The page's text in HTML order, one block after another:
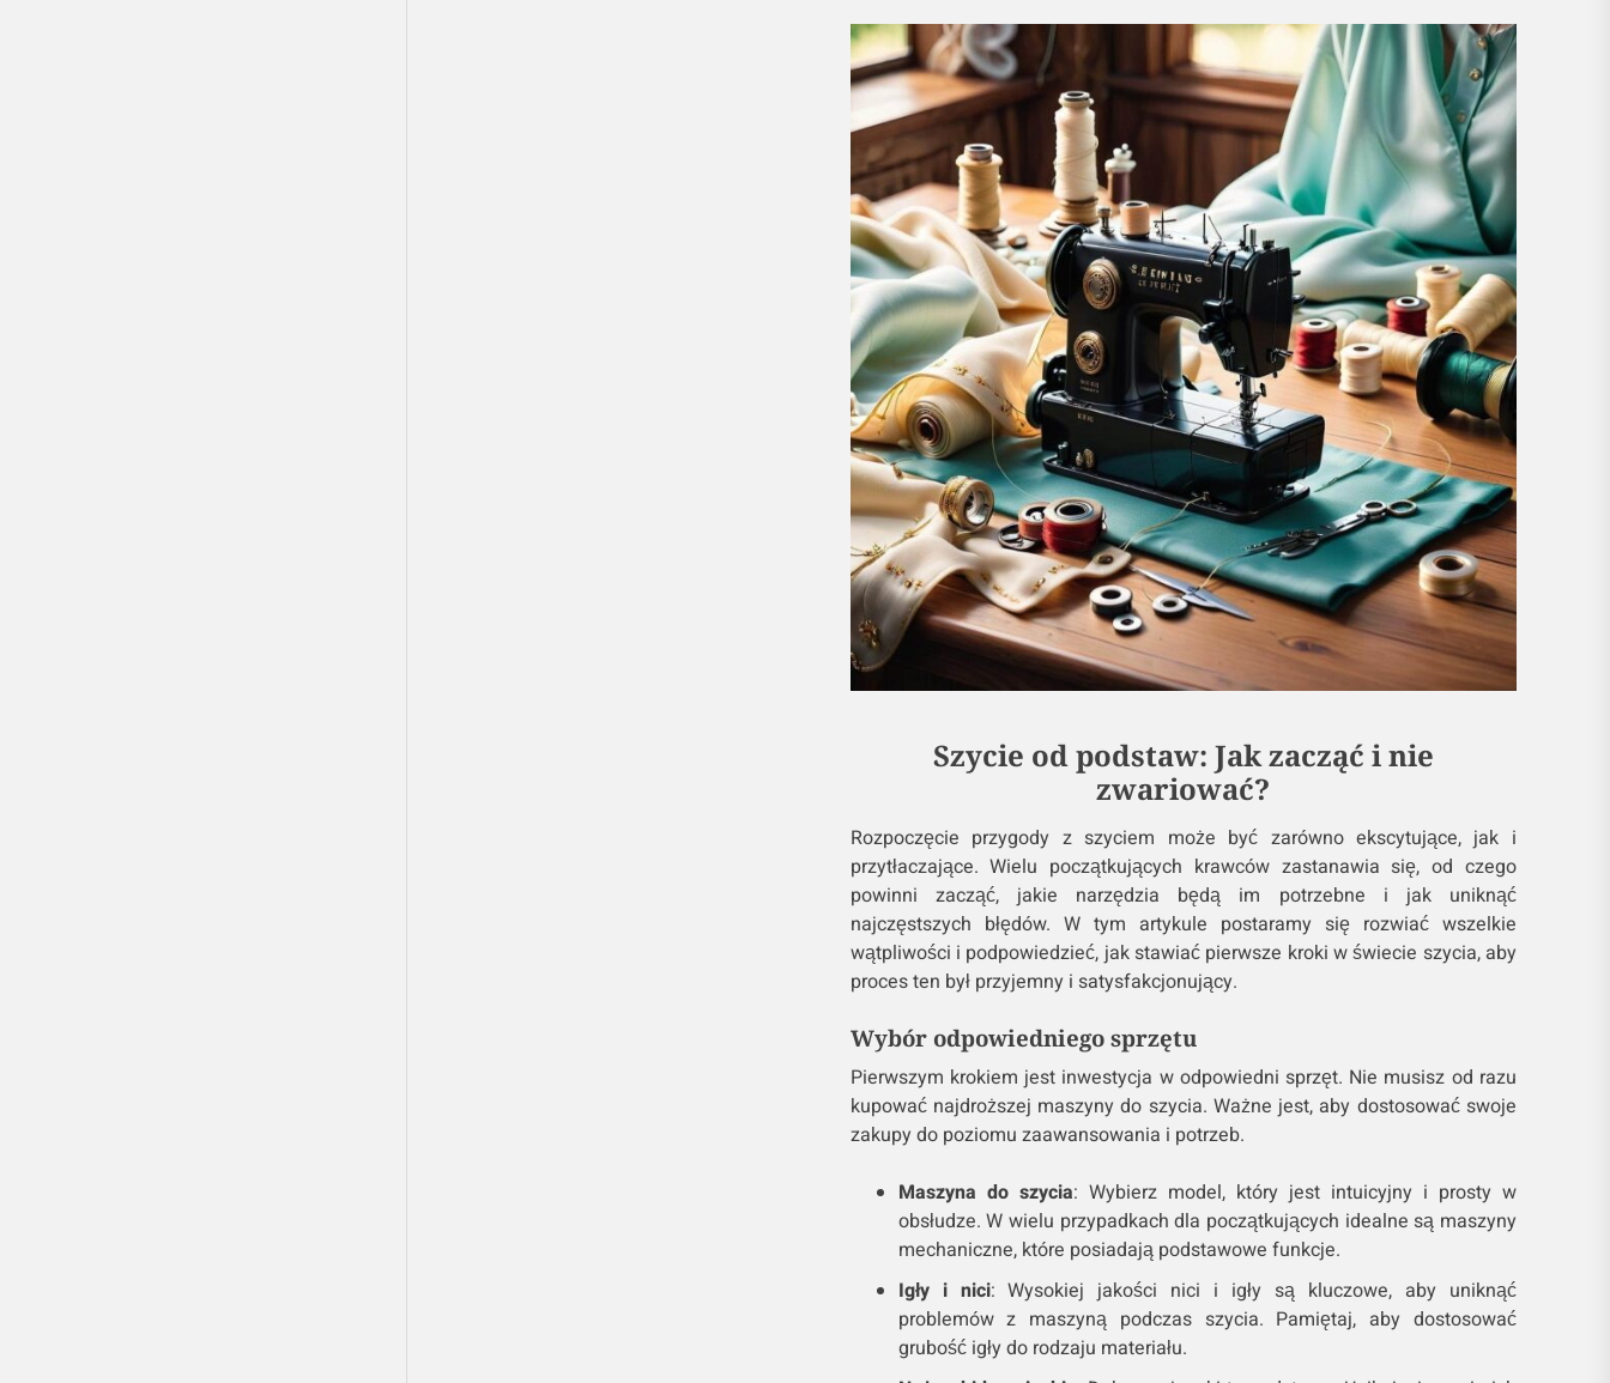
Szycie od podstaw: Jak zacząć i nie
zwariować?
Rozpoczęcie przygody z szyciem może być zarówno ekscytujące, jak i
przytłaczające. Wielu początkujących krawców zastanawia się, od czego
powinni zacząć, jakie narzędzia będą im potrzebne i jak uniknąć
najczęstszych błędów. W tym artykule postaramy się rozwiać wszelkie
wątpliwości i podpowiedzieć, jak stawiać pierwsze kroki w świecie szycia, aby
proces ten był przyjemny i satysfakcjonujący.
Wybór odpowiedniego sprzętu
Pierwszym krokiem jest inwestycja w odpowiedni sprzęt. Nie musisz od razu
kupować najdroższej maszyny do szycia. Ważne jest, aby dostosować swoje
zakupy do poziomu zaawansowania i potrzeb.
Maszyna do szycia: Wybierz model, który jest intuicyjny i prosty w
obsłudze. W wielu przypadkach dla początkujących idealne są maszyny
mechaniczne, które posiadają podstawowe funkcje.
Igły i nici: Wysokiej jakości nici i igły są kluczowe, aby uniknąć
problemów z maszyną podczas szycia. Pamiętaj, aby dostosować
grubość igły do rodzaju materiału.